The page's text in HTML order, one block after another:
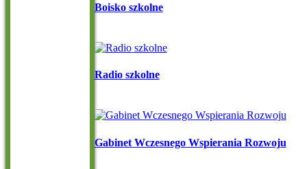
Boisko szkolne
Radio szkolne
Gabinet Wczesnego Wspierania Rozwoju